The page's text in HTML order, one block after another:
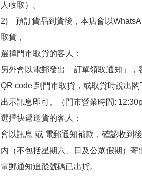
人收取）。
2)　預訂貨品到貨後，本店會以
取貨，
選擇門市取貨的客人：
另外會以電郵發出「訂單領取通知」，
QR code 到門市取貨，或取貨時說出
出示訊息即可。（門市營業時間:
選擇快遞送貨的客人：
會以訊息 或 電郵通知補款，確認收到
內（不包括星期六、日及公眾假期）寄
電郵通知追蹤號碼已出貨。